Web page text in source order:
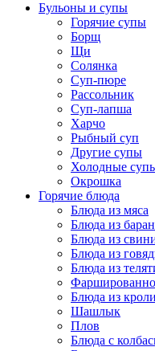
Бульоны и супы
Горячие супы
Борщ
Щи
Солянка
Суп-пюре
Рассольник
Суп-лапша
Харчо
Рыбный суп
Другие супы
Холодные
Окрошка
Горячие блюда
Блюда из мяса
Блюда из
Блюда из
Блюда из
Блюда из
Блюда из
Шашлык
Плов
Блюда с